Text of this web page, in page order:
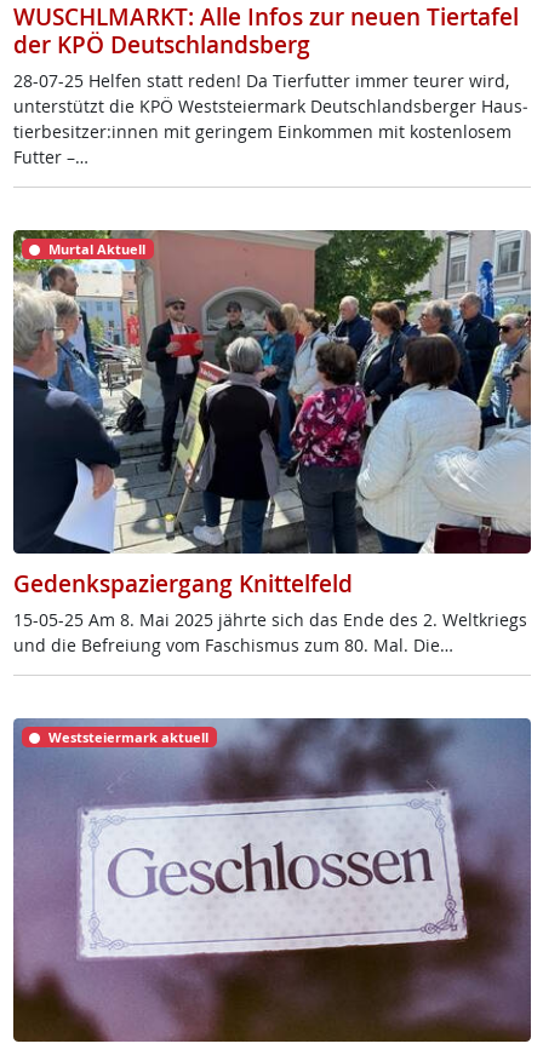
WUSCHLMARKT: Alle Infos zur neuen Tiertafel
der KPÖ Deutschlandsberg
28-07-25 Hel­fen statt re­den! Da Tier­fut­ter im­mer teu­rer wird,
un­ter­stützt die KPÖ West­s­tei­er­mark Deut­sch­lands­ber­ger Haus­
tier­be­sit­zer:in­nen mit ge­rin­gem Ein­kom­men mit kos­ten­lo­sem
Fut­ter –…
Murtal Aktuell
Gedenkspaziergang Knittelfeld
15-05-25 Am 8. Mai 2025 jähr­te sich das En­de des 2. Welt­kriegs
und die Be­f­rei­ung vom Fa­schis­mus zum 80. Mal. Die…
Weststeiermark aktuell